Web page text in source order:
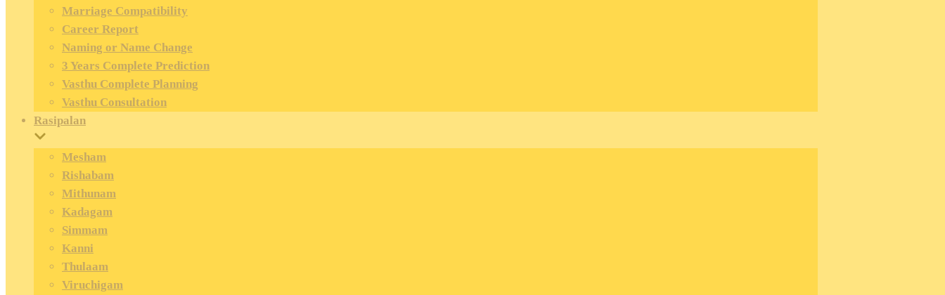
Marriage Compatibility
Career Report
Naming or Name Change
3 Years Complete Prediction
Vasthu Complete Planning
Vasthu Consultation
Rasipalan
Mesham
Rishabam
Mithunam
Kadagam
Simmam
Kanni
Thulaam
Viruchigam